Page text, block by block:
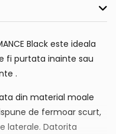
Black este ideala
fi purtata inainte sau
.
din material moale
de fermoar scurt,
laterale. Datorita